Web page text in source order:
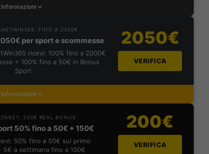
FINO A 2050€
per sport e scommesse
ricevi: 100% fino a 2000€
+ 100% fino a 50€ in Bonus
Sport
2050€
VERIFICA
200€ REAL BONUS
50% fino a 50€ + 150€
50% fino a 50€ sul primo
5€ a settimana fino a 150€
200€
VERIFICA